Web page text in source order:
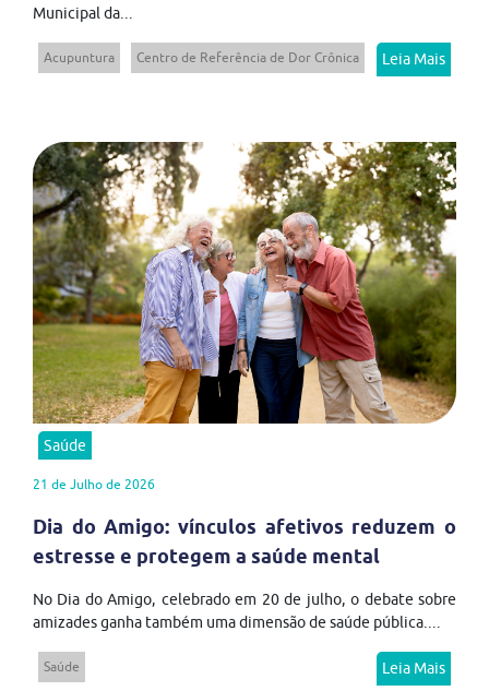
Municipal da...
Acupuntura Centro de Referência de Dor Crônica Leia Mais
Saúde
21 de Julho de 2026
Dia do Amigo: vínculos afetivos reduzem o
estresse e protegem a saúde mental
No Dia do Amigo, celebrado em 20 de julho, o debate sobre
amizades ganha também uma dimensão de saúde pública....
Saúde Leia Mais